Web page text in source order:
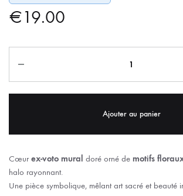
€19.00
Ajouter au panier
Cœurex-voto mural doré orné de motifs
halo rayonnant.
Une pièce symbolique, mêlant art sacré et beauté